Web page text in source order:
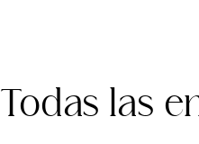
Todas las